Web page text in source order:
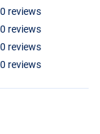
0 reviews
0 reviews
0 reviews
0 reviews